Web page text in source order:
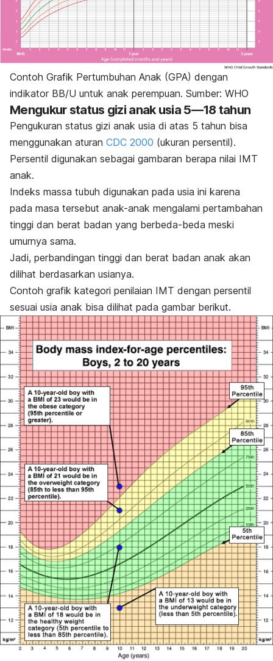
Contoh Grafik Pertumbuhan Anak (GPA) dengan
indikator BB/U untuk anak perempuan. Sumber: WHO
Mengukur status gizi anak usia 5—18 tahun
Pengukuran status gizi anak usia di atas 5 tahun bisa
menggunakan aturan CDC 2000 (ukuran persentil).
Persentil digunakan sebagai gambaran berapa nilai IMT
anak.
Indeks massa tubuh digunakan pada usia ini karena
pada masa tersebut anak-anak mengalami pertambahan
tinggi dan berat badan yang berbeda-beda meski
umurnya sama.
Jadi, perbandingan tinggi dan berat badan anak akan
dilihat berdasarkan usianya.
Contoh grafik kategori penilaian IMT dengan persentil
sesuai usia anak bisa dilihat pada gambar berikut.